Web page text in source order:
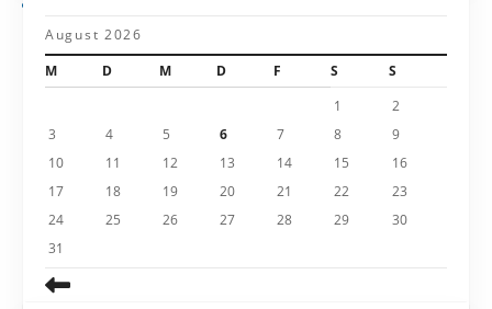
a
August 2026
M
D M D F S
S
1
2
3
4 5 6 7 8
9
10
11 12 13 14 15
16
17
18 19 20 21 22
23
24
25 26 27 28 29
30
31